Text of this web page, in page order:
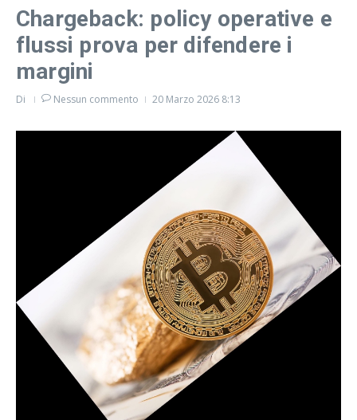
Chargeback: policy operative e
flussi prova per difendere i
margini
Di Nessun commento 20 Marzo 2026 8:13